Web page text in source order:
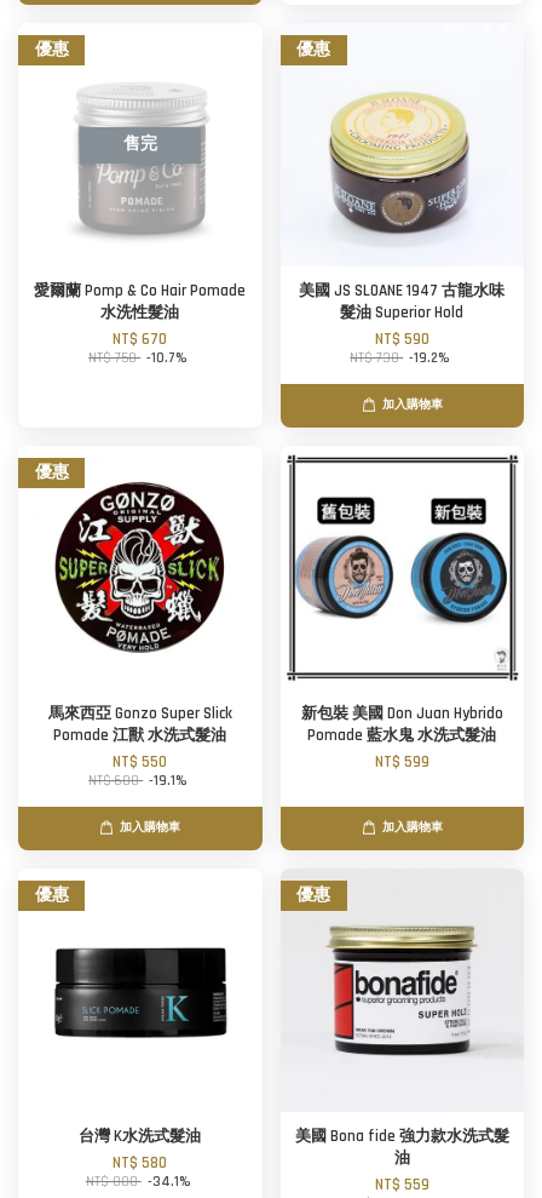
優惠
售完
愛爾蘭 Pomp & Co Hair Pomade
水洗性髮油
NT$ 670
NT$ 750 -10.7%
優惠
美國 JS SLOANE 1947 古龍水味
髮油 Superior Hold
NT$ 590
NT$ 730 -19.2%
加入購物車
優惠
馬來西亞 Gonzo Super Slick
Pomade 江獸 水洗式髮油
NT$ 550
NT$ 680 -19.1%
加入購物車
新包裝 美國 Don Juan Hybrido
Pomade 藍水鬼 水洗式髮油
NT$ 599
加入購物車
優惠
台灣 K水洗式髮油
NT$ 580
NT$ 880 -34.1%
優惠
美國 Bona fide 強力款水洗式髮
油
NT$ 559